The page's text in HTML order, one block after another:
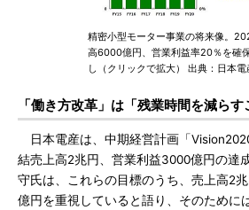
精密小型モーター事業の将来像。
高6000億円、営業利益率20％を確
し（クリックで拡大） 出典：日本電
「働き方改革」は「残業時間を減らす
日本電産は、中期経営計画「
結売上高2兆円、営業利益3000億円の達
守氏は、これらの目標のうち、売上高2
億円を重視していると語り、そのために